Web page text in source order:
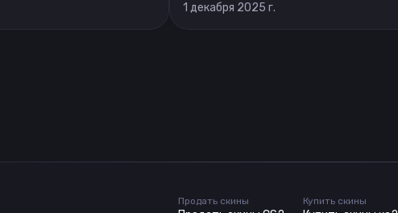
1 декабря 2025 г.
Продать скины Купить скины